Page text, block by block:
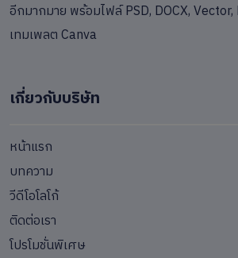
อีกมากมาย พร้อมไฟล์ PSD, DOCX,
เทมเพลต Canva
เกี่ยวกับบริษัท
หน้าแรก
บทความ
วีดีโอโลโก้
ติดต่อเรา
โปรโมชั่นพิเศษ